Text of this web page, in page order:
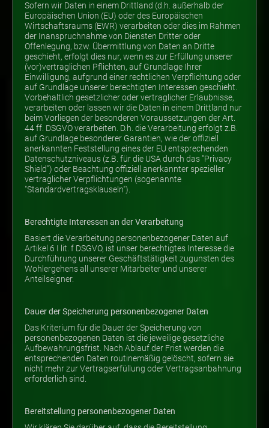
Sofern wir Daten in einem Drittland (d.h. außerhalb der
Europäischen Union (EU) oder des Europäischen
Wirtschaftsraums (EWR) verarbeiten oder dies im Rahmen
der Inanspruchnahme von Diensten Dritter oder
Offenlegung, bzw. Übermittlung von Daten an Dritte
geschieht, erfolgt dies nur, wenn es zur Erfüllung unserer
(vor)vertraglichen Pflichten, auf Grundlage Ihrer
Einwilligung, aufgrund einer rechtlichen Verpflichtung oder
auf Grundlage unserer berechtigten Interessen geschieht.
Vorbehaltlich gesetzlicher oder vertraglicher Erlaubnisse,
verarbeiten oder lassen wir die Daten in einem Drittland nur
beim Vorliegen der besonderen Voraussetzungen der Art.
44 ff. DSGVO verarbeiten. D.h. die Verarbeitung erfolgt z.B.
auf Grundlage besonderer Garantien, wie der offiziell
anerkannten Feststellung eines der EU entsprechenden
Datenschutzniveaus (z.B. für die USA durch das "Privacy
Shield") oder Beachtung offiziell anerkannter spezieller
vertraglicher Verpflichtungen (sogenannte
"Standardvertragsklauseln").
Berechtigte Interessen an der Verarbeitung
Basiert die Verarbeitung personenbezogener Daten auf
Artikel 6 I lit. f DSGVO, ist unser berechtigtes Interesse die
Durchführung unserer Geschäftstätigkeit zugunsten des
Wohlergehens all unserer Mitarbeiter und unserer
Anteilseigner.
Dauer der Speicherung personenbezogener Daten
Das Kriterium für die Dauer der Speicherung von
personenbezogenen Daten ist die jeweilige gesetzliche
Aufbewahrungsfrist. Nach Ablauf der Frist werden die
entsprechenden Daten routinemäßig gelöscht, sofern sie
nicht mehr zur Vertragserfüllung oder Vertragsanbahnung
erforderlich sind.
Bereitstellung personenbezogener Daten